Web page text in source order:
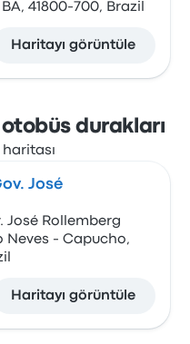
41800-700, Brazil
Haritayı görüntüle
durakları
José
José Rollemberg
Neves - Capucho,
Haritayı görüntüle